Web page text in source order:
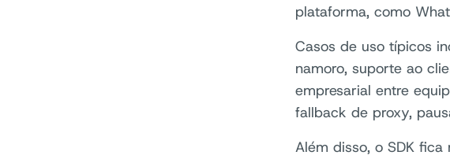
plataforma, como
Casos de uso típicos
namoro, suporte ao
empresarial entre
fallback de proxy,
Além disso, o SDK